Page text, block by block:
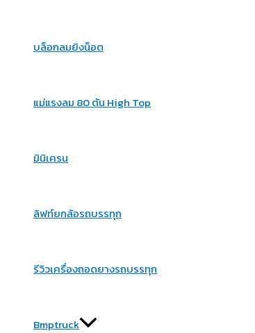
บล็อกลมยิงน็อต
แม่แรงลม 80 ตัน High Top
มินิเครน
ลิฟท์ยกล้อรถบรรทุก
รีวิวเครื่องถอดยางรถบรรทุก
Bmptruck